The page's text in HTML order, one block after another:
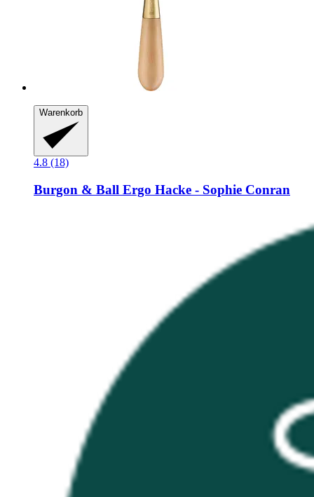
Warenkorb
4.8 (18)
Burgon & Ball Ergo Hacke -​ Sophie Conran